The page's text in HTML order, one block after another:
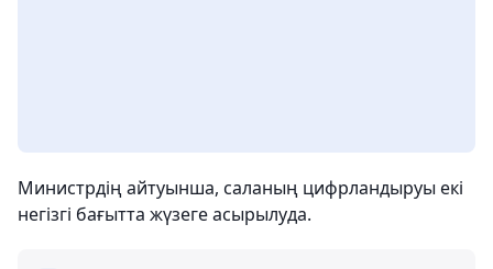
Министрдің айтуынша, саланың цифрландыруы екі
негізгі бағытта жүзеге асырылуда.